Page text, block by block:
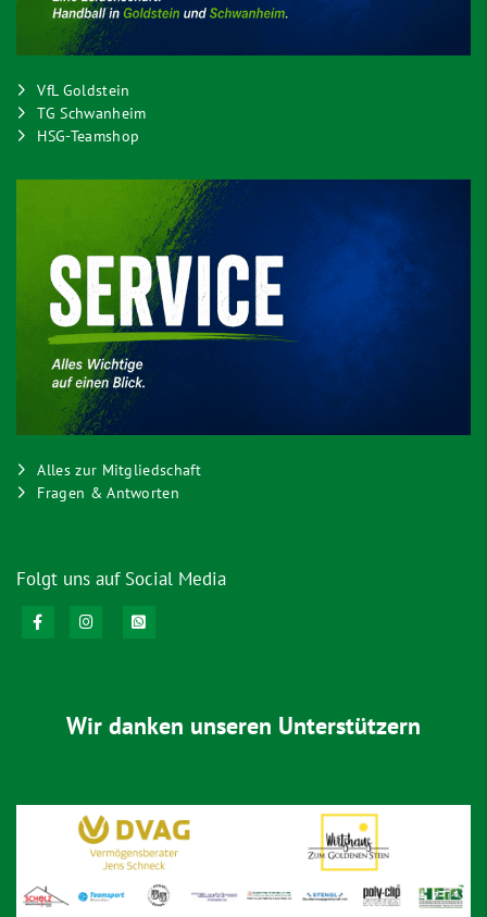
VfL Goldstein
TG Schwanheim
HSG-Teamshop
Alles zur Mitgliedschaft
Fragen & Antworten
Folgt uns auf Social Media
Wir danken unseren Unterstützern